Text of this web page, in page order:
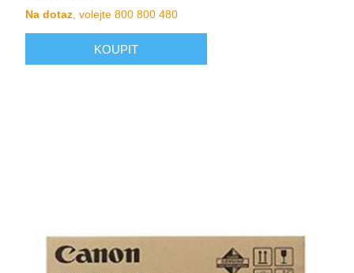
Na dotaz, volejte 800 800 480